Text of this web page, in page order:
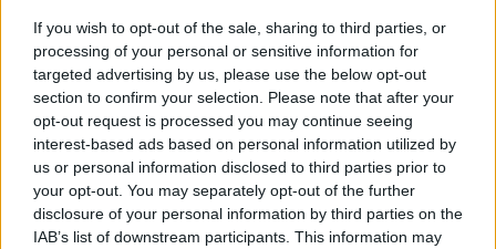
If you wish to opt-out of the sale, sharing to third parties, or
processing of your personal or sensitive information for
targeted advertising by us, please use the below opt-out
section to confirm your selection. Please note that after your
opt-out request is processed you may continue seeing
interest-based ads based on personal information utilized by
us or personal information disclosed to third parties prior to
your opt-out. You may separately opt-out of the further
disclosure of your personal information by third parties on the
IAB’s list of downstream participants. This information may